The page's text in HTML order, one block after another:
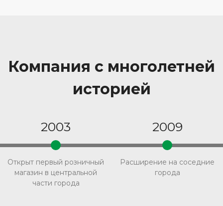
Компания с многолетней
историей
2003
Открыт первый розничный
магазин в центральной
части города
2009
Расширение на соседние
города